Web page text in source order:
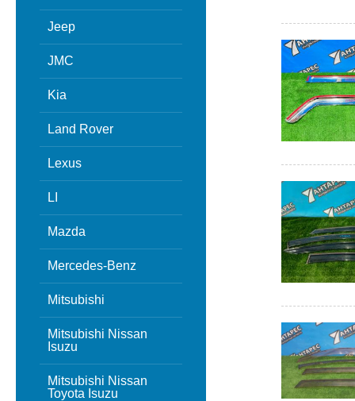
Jeep
JMC
Kia
Land Rover
Lexus
LI
Mazda
Mercedes-Benz
Mitsubishi
Mitsubishi Nissan
Isuzu
Mitsubishi Nissan
Toyota Isuzu